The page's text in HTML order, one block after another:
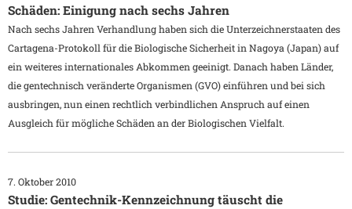
Schäden: Einigung nach sechs Jahren
Nach sechs Jahren Verhandlung haben sich die Unterzeichnerstaaten des
Cartagena-Protokoll für die Biologische Sicherheit in Nagoya (Japan) auf
ein weiteres internationales Abkommen geeinigt. Danach haben Länder,
die gentechnisch veränderte Organismen (GVO) einführen und bei sich
ausbringen, nun einen rechtlich verbindlichen Anspruch auf einen
Ausgleich für mögliche Schäden an der Biologischen Vielfalt.
7. Oktober 2010
Studie: Gentechnik-Kennzeichnung täuscht die